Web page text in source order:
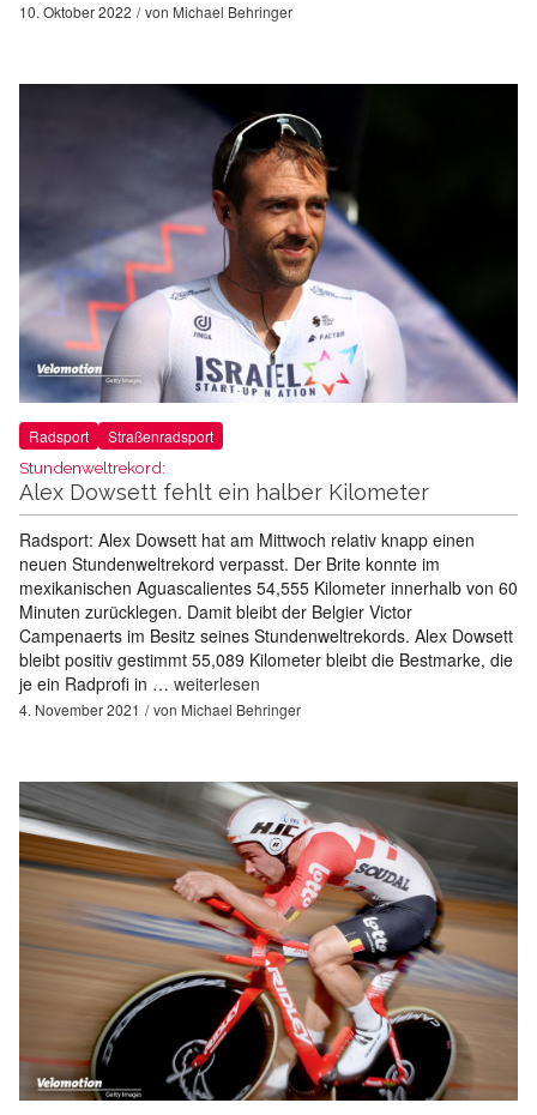
10. Oktober 2022 von Michael Behringer
Radsport Straßenradsport
Stundenweltrekord:
Alex Dowsett fehlt ein halber Kilometer
Radsport: Alex Dowsett hat am Mittwoch relativ knapp einen
neuen Stundenweltrekord verpasst. Der Brite konnte im
mexikanischen Aguascalientes 54,555 Kilometer innerhalb von 60
Minuten zurücklegen. Damit bleibt der Belgier Victor
Campenaerts im Besitz seines Stundenweltrekords. Alex Dowsett
bleibt positiv gestimmt 55,089 Kilometer bleibt die Bestmarke, die
je ein Radprofi in … weiterlesen
4. November 2021 von Michael Behringer